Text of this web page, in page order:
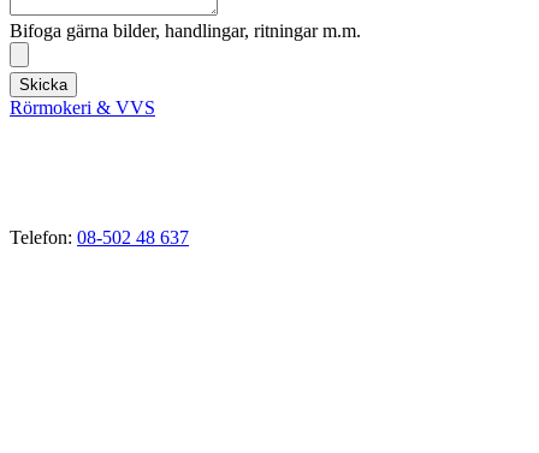
Bifoga gärna bilder, handlingar, ritningar m.m.
Skicka
Rörmokeri & VVS
Telefon: 08-502 48 637